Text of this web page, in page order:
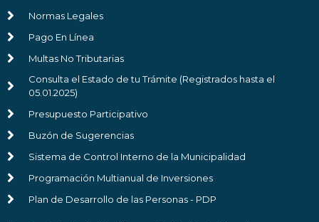
Normas Legales
Pago En Línea
Multas No Tributarias
Consulta el Estado de tu Trámite (Registrados hasta el
05.01.2025)
Presupuesto Participativo
Buzón de Sugerencias
Sistema de Control Interno de la Municipalidad
Programación Multianual de Inversiones
Plan de Desarrollo de las Personas - PDP